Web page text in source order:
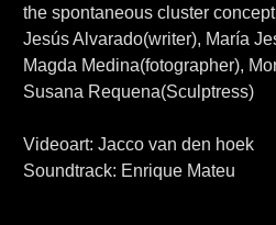
the spontaneous cluster
Jesús Alvarado(writer), María
Magda Medina(fotographer),
Susana Requena(Sculptress)
Videoart: Jacco van den hoek
Soundtrack: Enrique Mateu